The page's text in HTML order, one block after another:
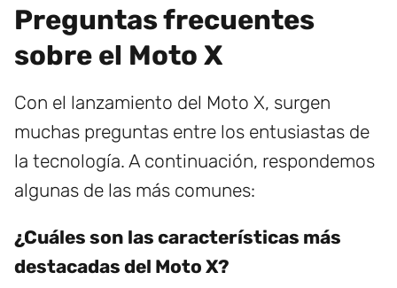
Preguntas frecuentes
sobre el Moto X
Con el lanzamiento del Moto X, surgen
muchas preguntas entre los entusiastas de
la tecnología. A continuación, respondemos
algunas de las más comunes:
¿Cuáles son las características más
destacadas del Moto X?